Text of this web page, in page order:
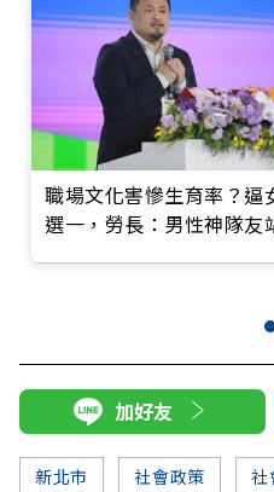
職場文化害慘生育率？逼
選一，勞長：男性神隊友
加好友
新北市 社會政策 社